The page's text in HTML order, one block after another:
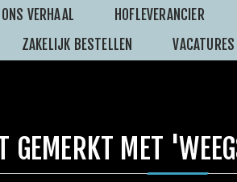
ONS VERHAAL
HOFLEVERANCIER
ZAKELIJK BESTELLEN VACATURES
GEMERKT MET